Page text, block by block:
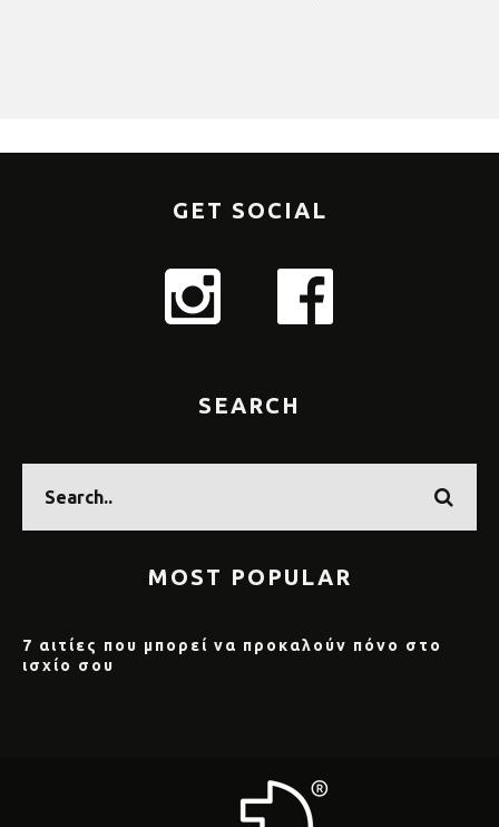
GET SOCIAL
SEARCH
MOST POPULAR
7 αιτίες που μπορεί να προκαλούν πόνο στο
ισχίο σου